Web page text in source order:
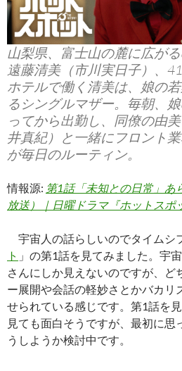
山梨県、富士山の麓に広が
遠藤清美（市川実日子）、
ホテルで働く清美は、娘の
るシングルマザー。毎朝、
ってから出勤し、同僚の由
井真紀）と一緒にフロント
が毎日のルーティン。
情報源: 第1話「未知との日常」あ
放送）｜日曜ドラマ『ホットスポ
宇宙人の話らしいのでタイムシ
ト 」の第1話を見てみました。宇
さんにしか見えないのですが、ど
ー展開や会話の軽妙さとかバカリ
せられている感じです。第1話を
見ても面白そうですが、最初に思
うしようか検討中です。